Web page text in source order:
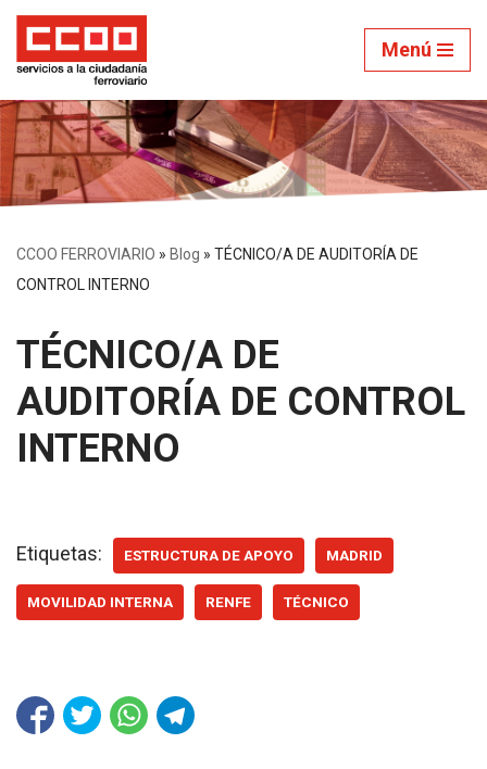
Saltar
contenido
Menú
CCOO FERROVIARIO » Blog » TÉCNICO/A DE AUDITORÍA DE
CONTROL INTERNO
TÉCNICO/A DE
AUDITORÍA DE CONTROL
INTERNO
Etiquetas: ESTRUCTURA DE APOYO MADRID
MOVILIDAD INTERNA RENFE TÉCNICO